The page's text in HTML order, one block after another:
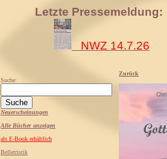
Letzte Pressemeldung:
NWZ 14.7.26
Suche:
Neuerscheinungen
Alle Bücher anzeigen
als E-Book erhältlich
Belletristik
Zurück